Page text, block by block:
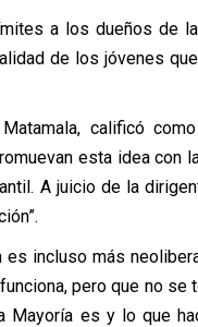
a los dueños de
de los jóvenes
calificó
esta idea con
A juicio de la
incluso más
pero que no se
Mayoría es y lo que